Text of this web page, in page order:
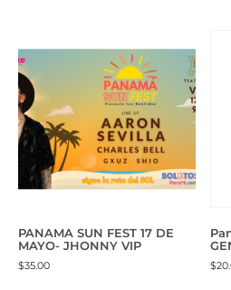
PANAMA SUN FEST 17 DE
MAYO- JHONNY VIP
$35.00 $